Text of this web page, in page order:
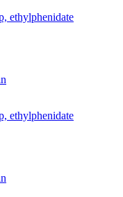
ethylphenidate
ethylphenidate